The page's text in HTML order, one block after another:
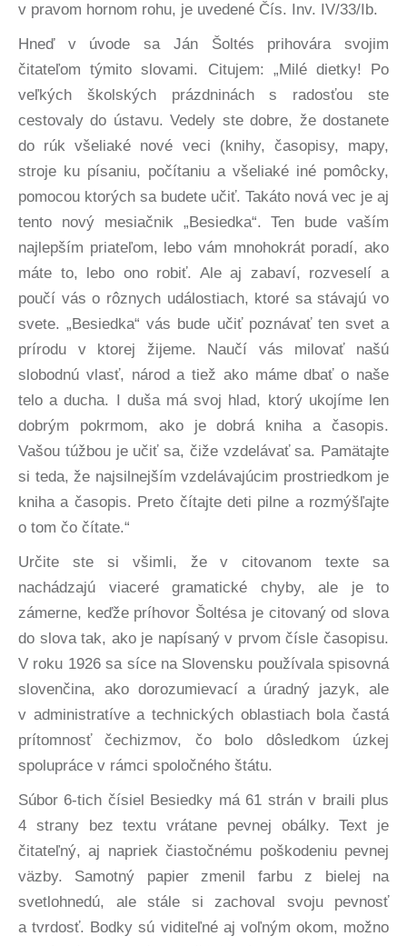
v pravom hornom rohu, je uvedené Čís. Inv. IV/33/Ib.
Hneď v úvode sa Ján Šoltés prihovára svojim
čitateľom týmito slovami. Citujem: „Milé dietky! Po
veľkých školských prázdninách s radosťou ste
cestovaly do ústavu. Vedely ste dobre, že dostanete
do rúk všeliaké nové veci (knihy, časopisy, mapy,
stroje ku písaniu, počítaniu a všeliaké iné pomôcky,
pomocou ktorých sa budete učiť. Takáto nová vec je aj
tento nový mesiačnik „Besiedka“. Ten bude vaším
najlepším priateľom, lebo vám mnohokrát poradí, ako
máte to, lebo ono robiť. Ale aj zabaví, rozveselí a
poučí vás o rôznych událostiach, ktoré sa stávajú vo
svete. „Besiedka“ vás bude učiť poznávať ten svet a
prírodu v ktorej žijeme. Naučí vás milovať našú
slobodnú vlasť, národ a tiež ako máme dbať o naše
telo a ducha. I duša má svoj hlad, ktorý ukojíme len
dobrým pokrmom, ako je dobrá kniha a časopis.
Vašou túžbou je učiť sa, čiže vzdelávať sa. Pamätajte
si teda, že najsilnejším vzdelávajúcim prostriedkom je
kniha a časopis. Preto čítajte deti pilne a rozmýšľajte
o tom čo čítate.“
Určite ste si všimli, že v citovanom texte sa
nachádzajú viaceré gramatické chyby, ale je to
zámerne, keďže príhovor Šoltésa je citovaný od slova
do slova tak, ako je napísaný v prvom čísle časopisu.
V roku 1926 sa síce na Slovensku používala spisovná
slovenčina, ako dorozumievací a úradný jazyk, ale
v administratíve a technických oblastiach bola častá
prítomnosť čechizmov, čo bolo dôsledkom úzkej
spolupráce v rámci spoločného štátu.
Súbor 6-tich čísiel Besiedky má 61 strán v braili plus
4 strany bez textu vrátane pevnej obálky. Text je
čitateľný, aj napriek čiastočnému poškodeniu pevnej
väzby. Samotný papier zmenil farbu z bielej na
svetlohnedú, ale stále si zachoval svoju pevnosť
a tvrdosť. Bodky sú viditeľné aj voľným okom, možno